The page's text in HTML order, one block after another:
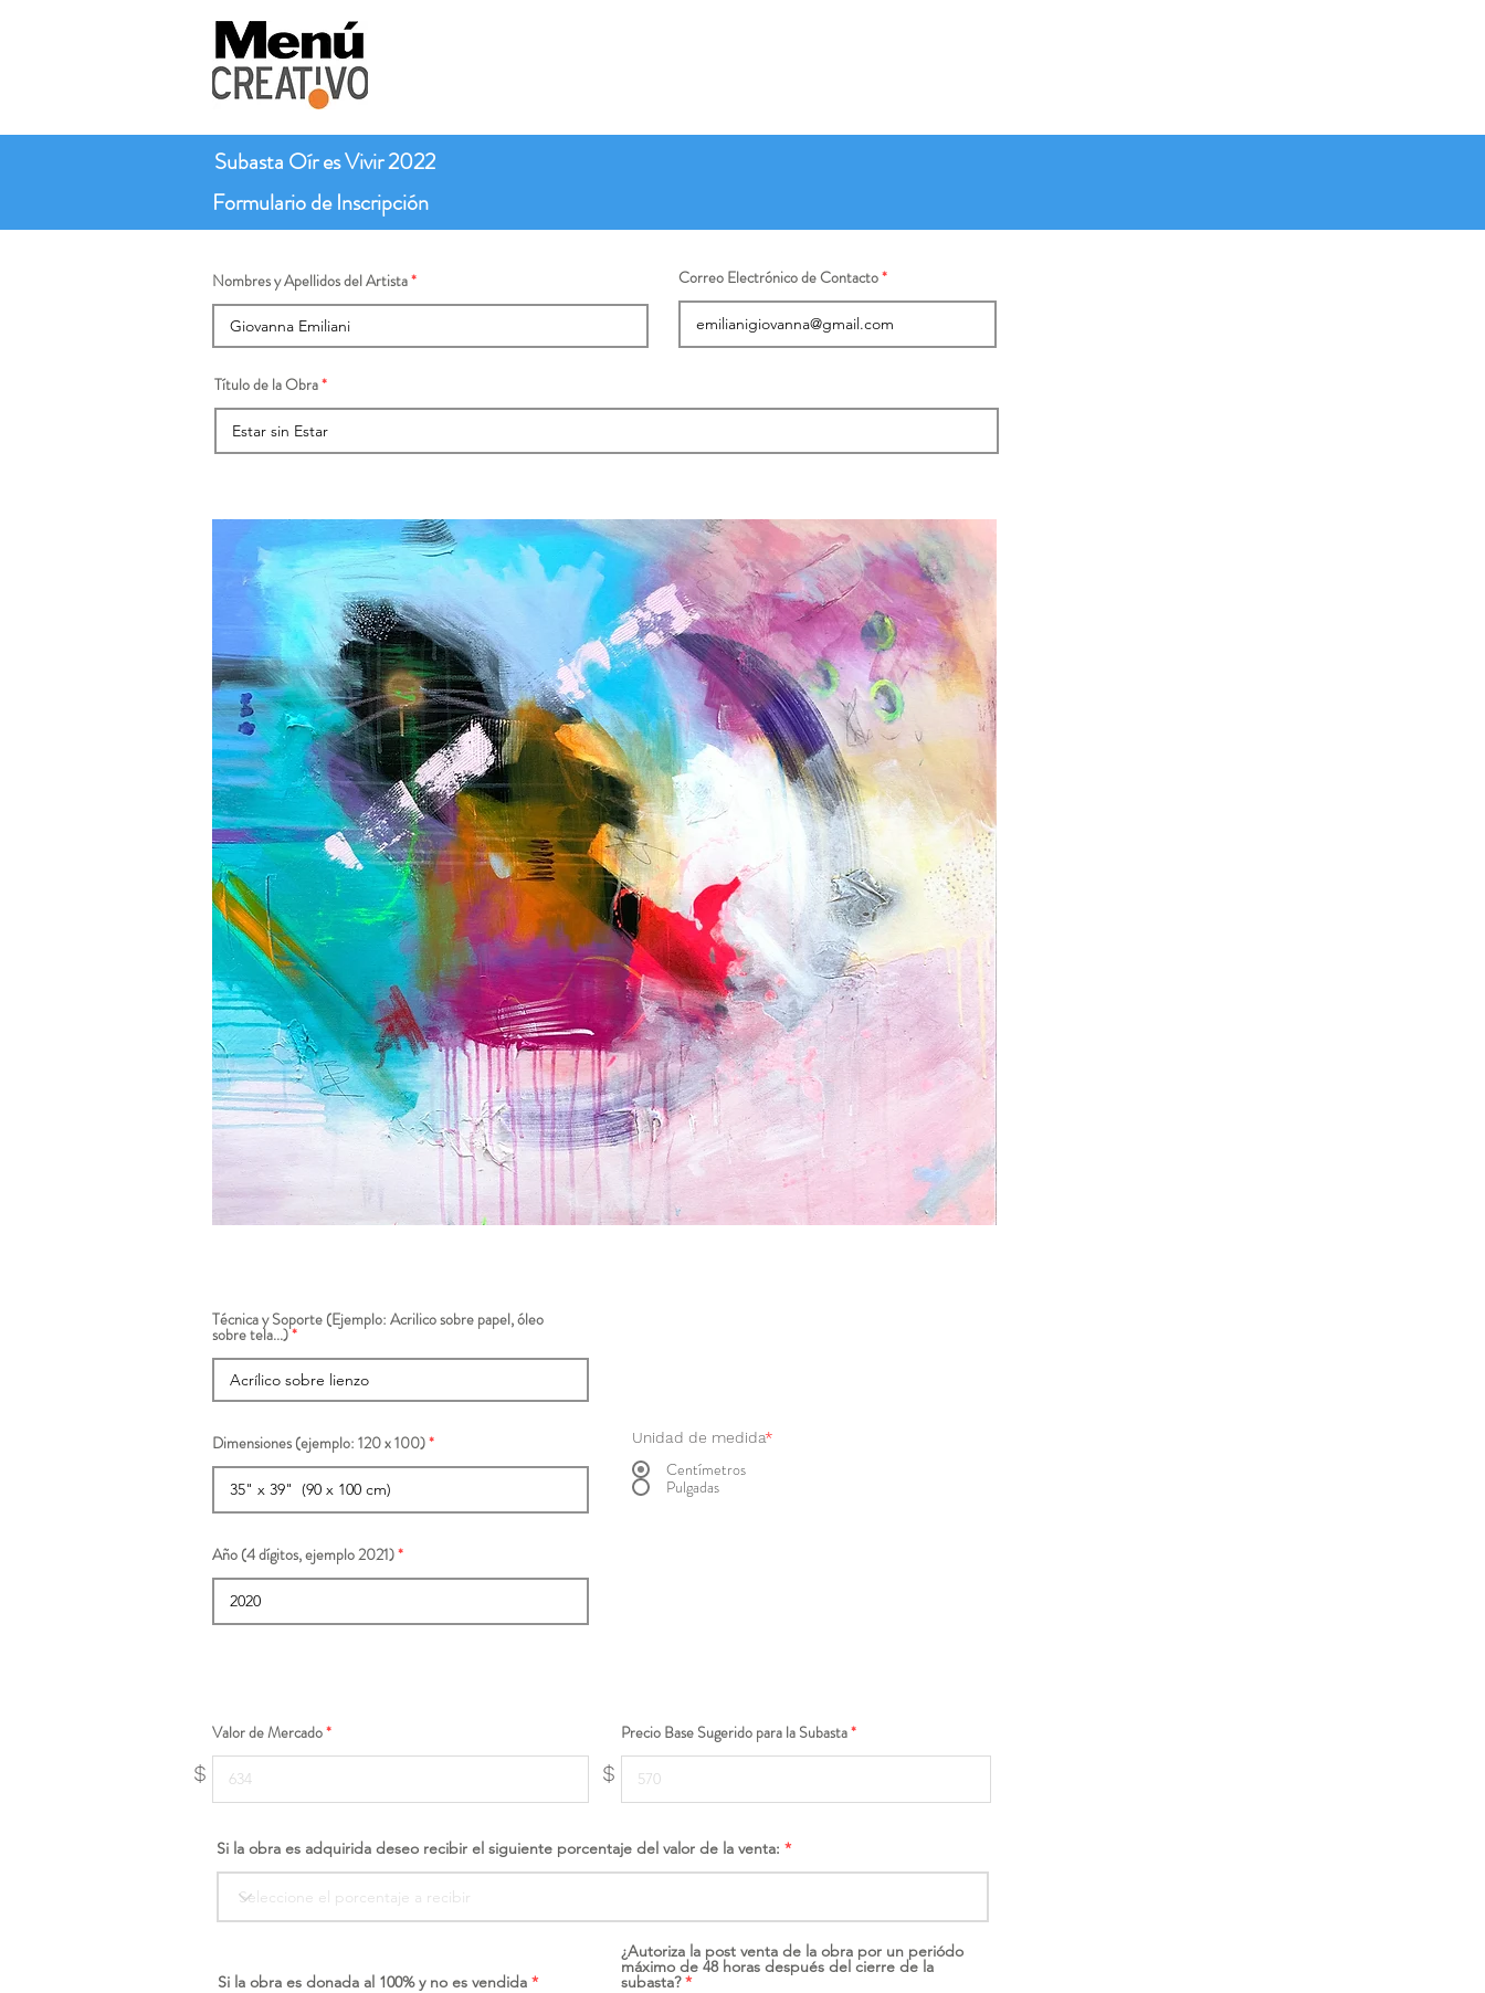
Subasta Oír es Vivir 2022
Formulario de Inscripción
Nombres y Apellidos del Artista Correo Electrónico de Contacto
Título de la Obra
Técnica y Soporte (Ejemplo: Acrilico sobre papel, óleo
sobre tela...)
Dimensiones (ejemplo: 120 x 100) Unidad de medida*
Centímetros
Pulgadas
Año (4 dígitos, ejemplo 2021)
$
Valor de Mercado
$
Precio Base Sugerido para la Subasta
Si la obra es adquirida deseo recibir el siguiente porcentaje del valor de la venta:
Si la obra es donada al 100% y no es vendida
¿Autoriza la post venta de la obra por un periódo
máximo de 48 horas después del cierre de la
subasta?